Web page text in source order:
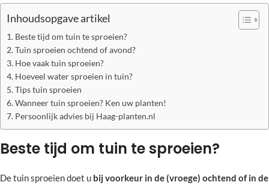
Inhoudsopgave artikel
Beste tijd om tuin te sproeien?
Tuin sproeien ochtend of avond?
Hoe vaak tuin sproeien?
Hoeveel water sproeien in tuin?
Tips tuin sproeien
Wanneer tuin sproeien? Ken uw planten!
Persoonlijk advies bij Haag-planten.nl
Beste tijd om tuin te sproeien?
De tuin sproeien doet u bij voorkeur in de (vroege) ochtend of in de